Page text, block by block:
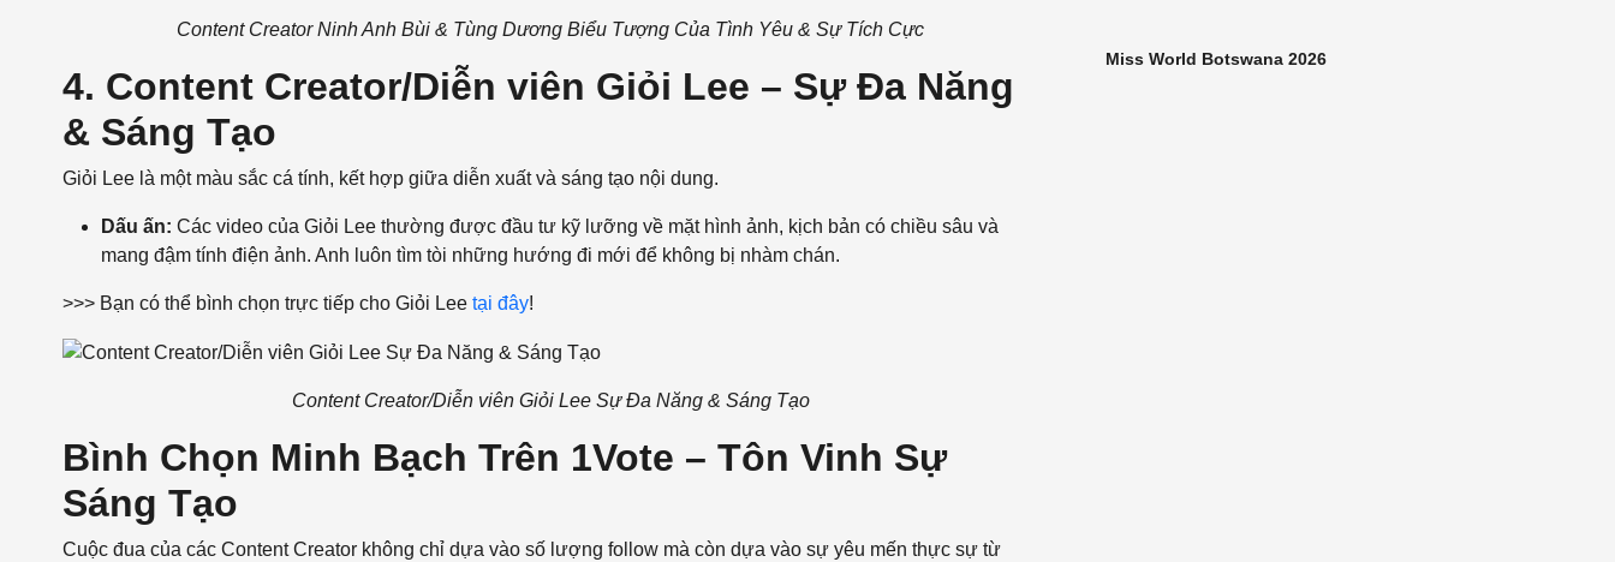
Content Creator Ninh Anh Bùi & Tùng Dương Biểu Tượng Của Tình Yêu & Sự Tích Cực
4. Content Creator/Diễn viên Giỏi Lee – Sự Đa Năng
& Sáng Tạo
Giỏi Lee là một màu sắc cá tính, kết hợp giữa diễn xuất và sáng tạo nội dung.
Dấu ấn: Các video của Giỏi Lee thường được đầu tư kỹ lưỡng về mặt hình ảnh, kịch bản có chiều sâu và
mang đậm tính điện ảnh. Anh luôn tìm tòi những hướng đi mới để không bị nhàm chán.
>>> Bạn có thể bình chọn trực tiếp cho Giỏi Lee tại đây!
Content Creator/Diễn viên Giỏi Lee Sự Đa Năng & Sáng Tạo
Bình Chọn Minh Bạch Trên 1Vote – Tôn Vinh Sự
Sáng Tạo
Cuộc đua của các Content Creator không chỉ dựa vào số lượng follow mà còn dựa vào sự yêu mến thực sự từ
Miss World Botswana 2026